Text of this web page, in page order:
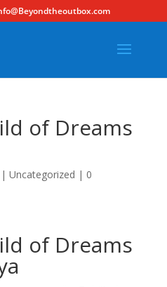
of Dreams
| Uncategorized | 0
of Dreams